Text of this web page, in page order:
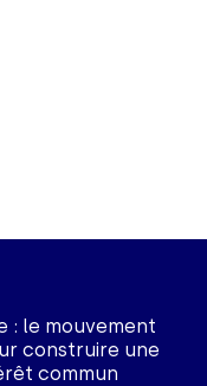
: le mouvement
construire une
commun